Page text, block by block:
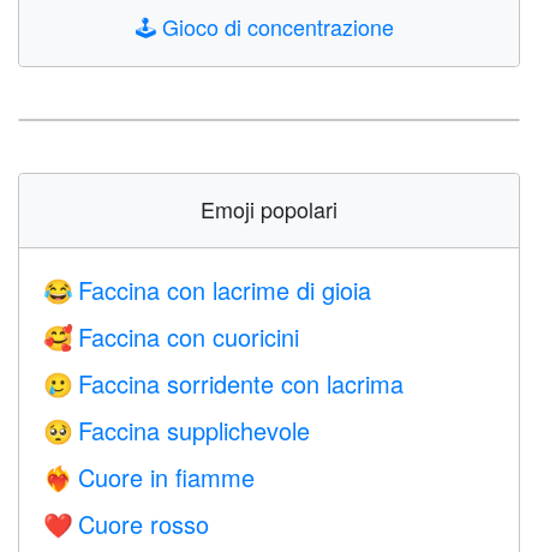
🕹️Gioco di concentrazione
Emoji popolari
😂 Faccina con lacrime di gioia
🥰 Faccina con cuoricini
🥲 Faccina sorridente con lacrima
🥺 Faccina supplichevole
❤️‍🔥 Cuore in fiamme
❤️ Cuore rosso